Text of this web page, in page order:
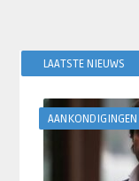
LAATSTE NIEUWS
AANKONDIGINGEN